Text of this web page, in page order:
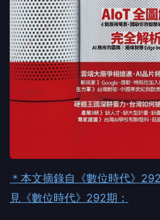
＊本文摘錄自《數位時代》
見《數位時代》292期：